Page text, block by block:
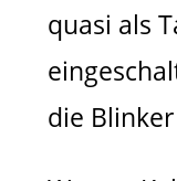
quasi als
die